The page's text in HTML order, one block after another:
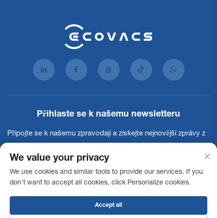
Přihlaste se k našemu newsletteru
Připojte se k našemu zpravodaji a získejte nejnovější zprávy z
Přihlásit se k odběru
We value your privacy
We use cookies and similar tools to provide our services. If you
don't want to accept all cookies, click Personalize cookies.
Accept all